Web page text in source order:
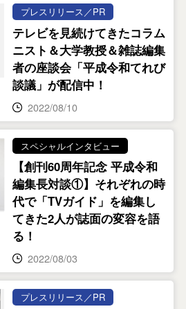
プレスリリース／PR
テレビを見続けてきたコラム
ニスト＆大学教授＆雑誌編集
者の座談会「平成令和てれび
談議」が配信中！
2022/08/10
スペシャルインタビュー
【創刊60周年記念 平成令和
編集長対談①】それぞれの時
代で「TVガイド」を編集し
てきた2人が誌面の変容を語
る！
2022/08/03
プレスリリース／PR